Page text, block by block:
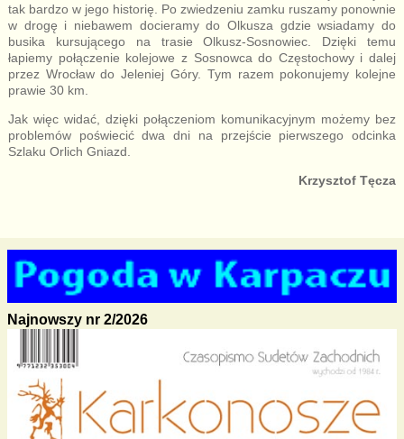
tak bardzo w jego historię. Po zwiedzeniu zamku ruszamy ponownie
w drogę i niebawem docieramy do Olkusza gdzie wsiadamy do
busika kursującego na trasie Olkusz-Sosnowiec. Dzięki temu
łapiemy połączenie kolejowe z Sosnowca do Częstochowy i dalej
przez Wrocław do Jeleniej Góry. Tym razem pokonujemy kolejne
prawie 30 km.
Jak więc widać, dzięki połączeniom komunikacyjnym możemy bez
problemów poświecić dwa dni na przejście pierwszego odcinka
Szlaku Orlich Gniazd.
Krzysztof Tęcza
Najnowszy nr 2/2026